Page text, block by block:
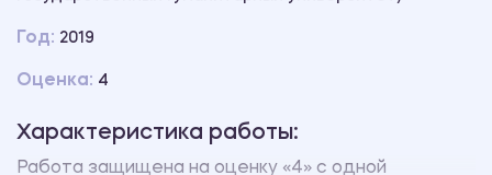
Год: 2019
Оценка: 4
Характеристика работы:
Работа защищена на оценку «4» с одной